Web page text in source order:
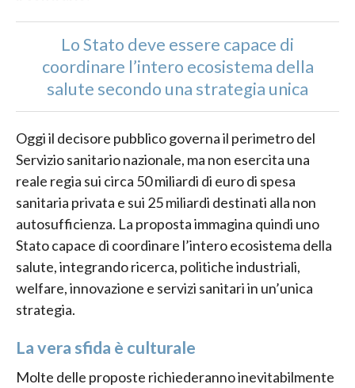
Lo Stato deve essere capace di
coordinare l’intero ecosistema della
salute secondo una strategia unica
Oggi il decisore pubblico governa il perimetro del
Servizio sanitario nazionale, ma non esercita una
reale regia sui circa 50 miliardi di euro di spesa
sanitaria privata e sui 25 miliardi destinati alla non
autosufficienza. La proposta immagina quindi uno
Stato capace di coordinare l’intero ecosistema della
salute, integrando ricerca, politiche industriali,
welfare, innovazione e servizi sanitari in un’unica
strategia.
La vera sfida è culturale
Molte delle proposte richiederanno inevitabilmente